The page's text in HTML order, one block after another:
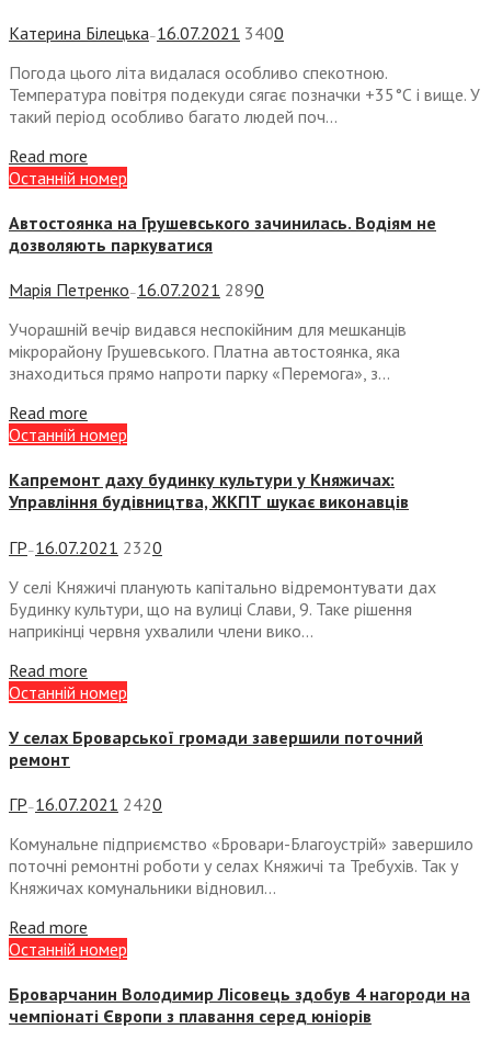
Катерина Білецька — 16.07.2021 3400
Погода цього літа видалася особливо спекотною.
Температура повітря подекуди сягає позначки +35°С і вище. У
такий період особливо багато людей поч...
Read more
Останній номер
Автостоянка на Грушевського зачинилась. Водіям не
дозволяють паркуватися
Марія Петренко — 16.07.2021 2890
Учорашній вечір видався неспокійним для мешканців
мікрорайону Грушевського. Платна автостоянка, яка
знаходиться прямо напроти парку «Перемога», з...
Read more
Останній номер
Капремонт даху будинку культури у Княжичах:
Управління будівництва, ЖКГІТ шукає виконавців
ГР — 16.07.2021 2320
У селі Княжичі планують капітально відремонтувати дах
Будинку культури, що на вулиці Слави, 9. Таке рішення
наприкінці червня ухвалили члени вико...
Read more
Останній номер
У селах Броварської громади завершили поточний
ремонт
ГР — 16.07.2021 2420
Комунальне підприємство «Бровари-Благоустрій» завершило
поточні ремонтні роботи у селах Княжичі та Требухів. Так у
Княжичах комунальники відновил...
Read more
Останній номер
Броварчанин Володимир Лісовець здобув 4 нагороди на
чемпіонаті Європи з плавання серед юніорів